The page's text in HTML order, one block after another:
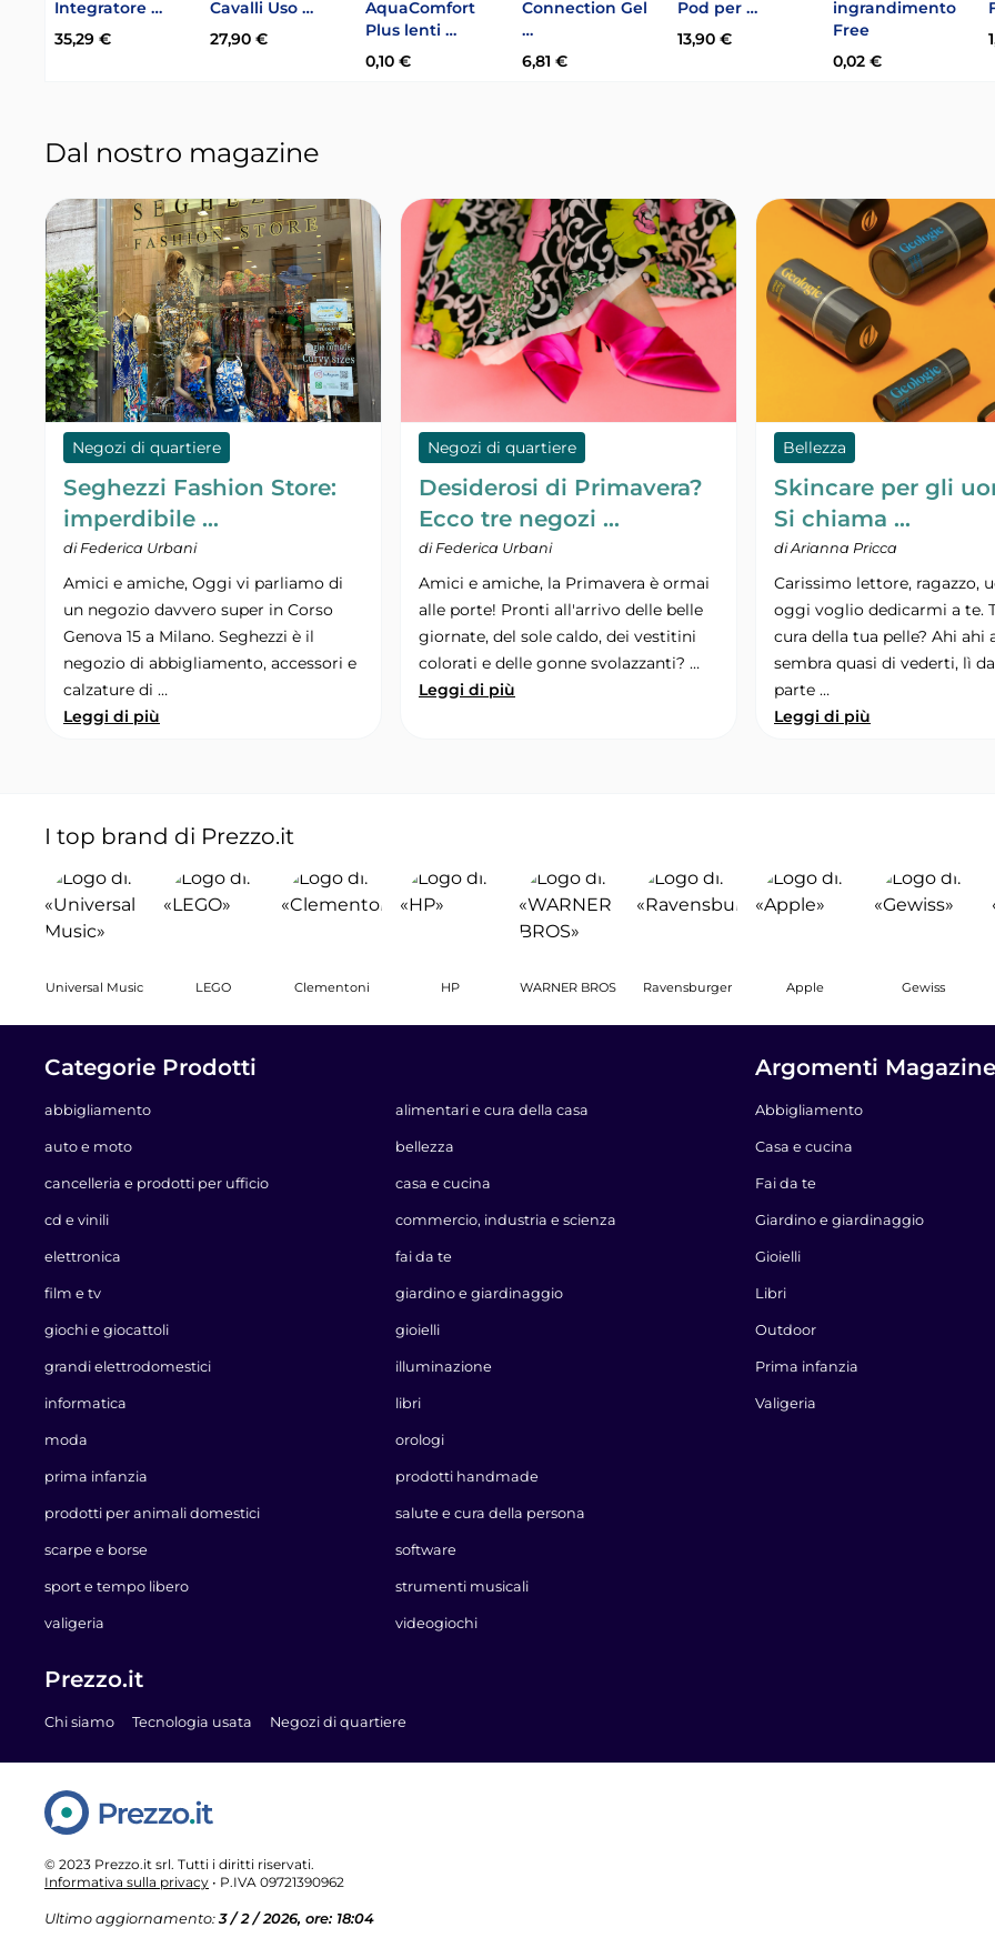
Integratore …
35,29 €
Cavalli Uso …
27,90 €
AquaComfort
Plus lenti …
0,10 €
Connection Gel
…
6,81 €
Pod per …
13,90 €
ingrandimento
Free
0,02 €
Dal nostro magazine
Negozi di quartiere
Seghezzi Fashion Store:
imperdibile …
di Federica Urbani
Amici e amiche, Oggi vi parliamo di
un negozio davvero super in Corso
Genova 15 a Milano. Seghezzi è il
negozio di abbigliamento, accessori e
calzature di …
Leggi di più
Negozi di quartiere
Desiderosi di Primavera?
Ecco tre negozi …
di Federica Urbani
Amici e amiche, la Primavera è ormai
alle porte! Pronti all'arrivo delle belle
giornate, del sole caldo, dei vestitini
colorati e delle gonne svolazzanti? …
Leggi di più
Bellezza
Skincare per gli
Si chiama …
di Arianna Pricca
Carissimo lettore, ragazzo,
oggi voglio dedicarmi a te.
cura della tua pelle? Ahi ahi
sembra quasi di vederti, lì
parte …
Leggi di più
I top brand di Prezzo.it
Universal Music LEGO Clementoni HP WARNER BROS Ravensburger Apple Gewiss
Categorie Prodotti
abbigliamento alimentari e cura della casa
auto e moto bellezza
cancelleria e prodotti per ufficio casa e cucina
cd e vinili commercio, industria e scienza
elettronica fai da te
film e tv giardino e giardinaggio
giochi e giocattoli gioielli
grandi elettrodomestici illuminazione
informatica libri
moda orologi
prima infanzia prodotti handmade
prodotti per animali domestici salute e cura della persona
scarpe e borse software
sport e tempo libero strumenti musicali
valigeria videogiochi
Argomenti Magazine
Abbigliamento
Casa e cucina
Fai da te
Giardino e giardinaggio
Gioielli
Libri
Outdoor
Prima infanzia
Valigeria
Prezzo.it
Chi siamo Tecnologia usata Negozi di quartiere
Prezzo.it
© 2023 Prezzo.it srl. Tutti i diritti riservati.
Informativa sulla privacy • P.IVA 09721390962
Ultimo aggiornamento:3 / 2 / 2026, ore: 18:04